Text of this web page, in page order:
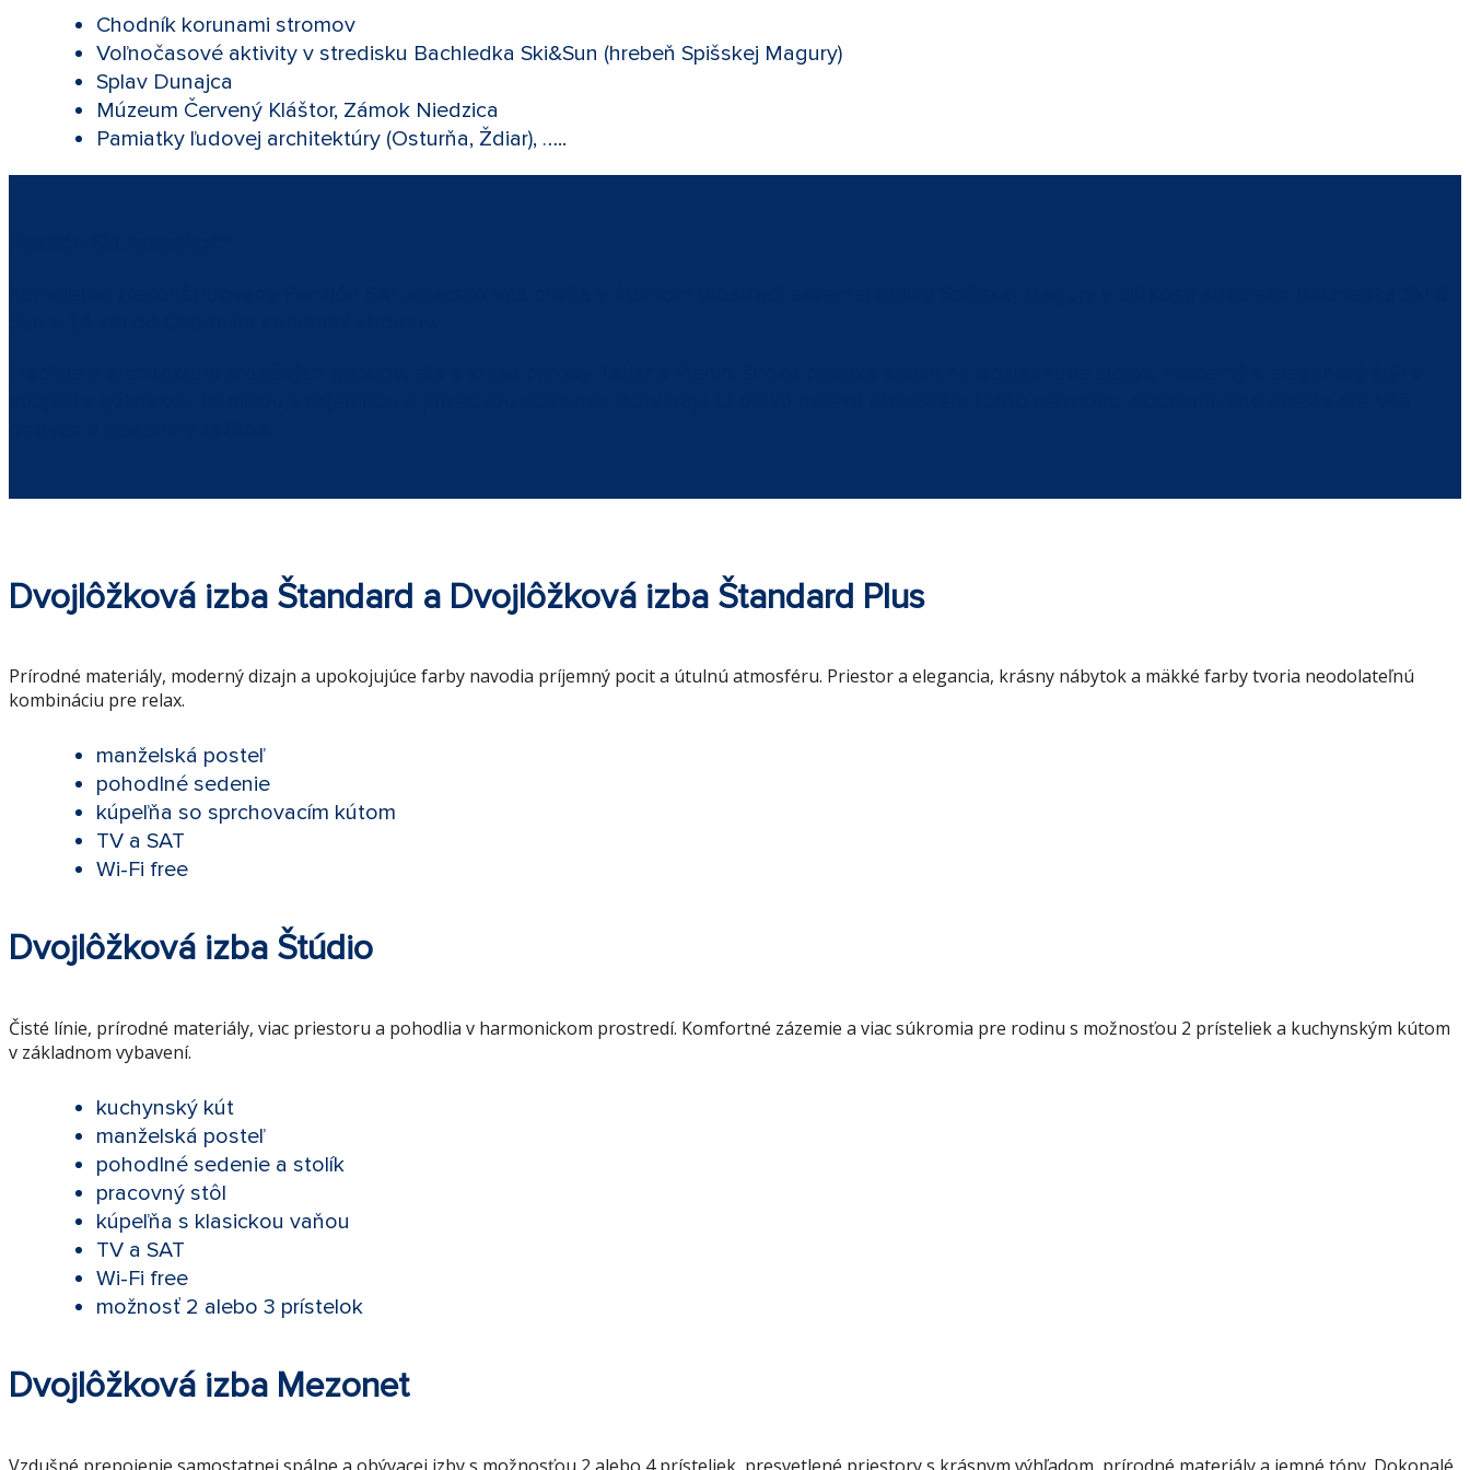
Chodník korunami stromov
Voľnočasové aktivity v stredisku Bachledka Ski&Sun (hrebeň Spišskej Magury)
Splav Dunajca
Múzeum Červený Kláštor, Zámok Niedzica
Pamiatky ľudovej architektúry (Osturňa, Ždiar), …..
Dvojlôžková izba Štandard a Dvojlôžková izba Štandard Plus
Prírodné materiály, moderný dizajn a upokojujúce farby navodia príjemný pocit a útulnú atmosféru. Priestor a elegancia, krásny nábytok a mäkké farby tvoria neodolateľnú
kombináciu pre relax.
manželská posteľ
pohodlné sedenie
kúpeľňa so sprchovacím kútom
TV a SAT
Wi-Fi free
Dvojlôžková izba Štúdio
Čisté línie, prírodné materiály, viac priestoru a pohodlia v harmonickom prostredí. Komfortné zázemie a viac súkromia pre rodinu s možnosťou 2 prísteliek a kuchynským kútom
v základnom vybavení.
kuchynský kút
manželská posteľ
pohodlné sedenie a stolík
pracovný stôl
kúpeľňa s klasickou vaňou
TV a SAT
Wi-Fi free
možnosť 2 alebo 3 prístelok
Dvojlôžková izba Mezonet